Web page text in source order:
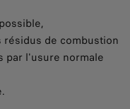
de combustion
par l'usure normale